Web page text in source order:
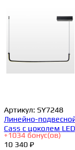
Артикул: SY7248
Линейно-
Cass с цоколем
+1034 бонус(ов)
10 340 ₽